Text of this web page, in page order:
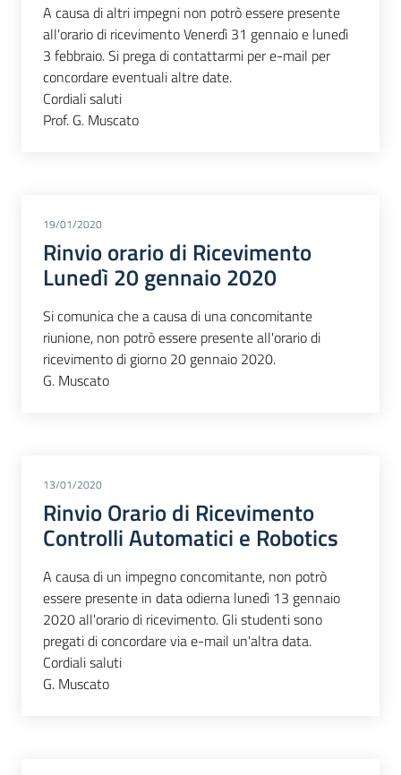
A causa di altri impegni non potrò essere presente
all'orario di ricevimento Venerdì 31 gennaio e lunedì
3 febbraio. Si prega di contattarmi per e-mail per
concordare eventuali altre date.
Cordiali saluti
Prof. G. Muscato
19/01/2020
Rinvio orario di Ricevimento
Lunedì 20 gennaio 2020
Si comunica che a causa di una concomitante
riunione, non potrò essere presente all'orario di
ricevimento di giorno 20 gennaio 2020.
G. Muscato
13/01/2020
Rinvio Orario di Ricevimento
Controlli Automatici e Robotics
A causa di un impegno concomitante, non potrò
essere presente in data odierna lunedì 13 gennaio
2020 all'orario di ricevimento. Gli studenti sono
pregati di concordare via e-mail un'altra data.
Cordiali saluti
G. Muscato